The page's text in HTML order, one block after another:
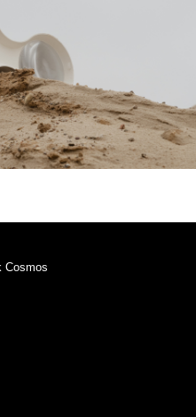
Cosmos